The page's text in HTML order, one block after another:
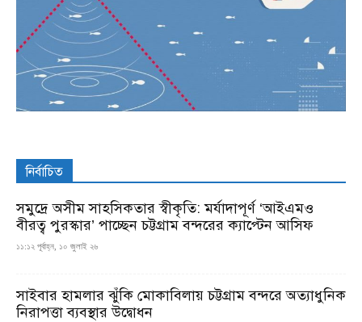
নির্বাচিত
সমুদ্রে অসীম সাহসিকতার স্বীকৃতি: মর্যাদাপূর্ণ ‘আইএমও
বীরত্ব পুরস্কার’ পাচ্ছেন চট্টগ্রাম বন্দরের ক্যাপ্টেন আসিফ
১১:১২ পূর্বাহ্ন, ১০ জুলাই ২৬
সাইবার হামলার ঝুঁকি মোকাবিলায় চট্টগ্রাম বন্দরে অত্যাধুনিক
নিরাপত্তা ব্যবস্থার উদ্বোধন